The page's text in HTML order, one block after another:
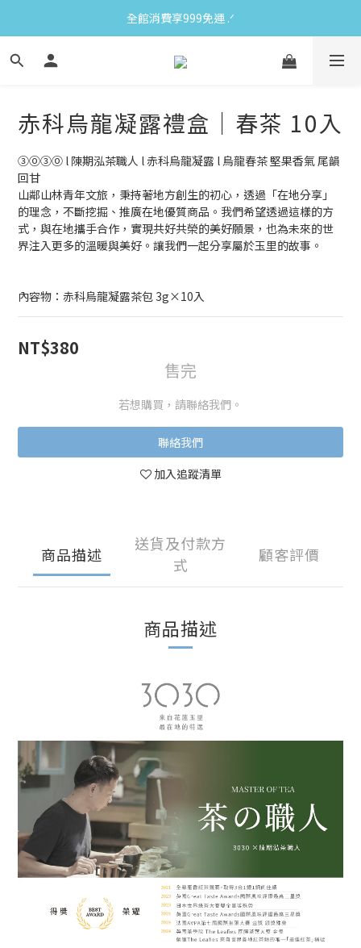
全館消費享999免運 ‪‪.ᐟ
赤科烏龍凝露禮盒｜春茶 10入
③⓪③⓪ l 陳期泓茶職人 l 赤科烏龍凝露 l 烏龍春茶 堅果香氣 尾韻
回甘
山鄰山林青年文旅，秉持著地方創生的初心，透過「在地分享」
的理念，不斷挖掘、推廣在地優質商品。我們希望透過這樣的方
式，與在地攜手合作，實現共好共榮的美好願景，也為未來的世
界注入更多的溫暖與美好。讓我們一起分享屬於玉里的故事。
內容物：赤科烏龍凝露茶包 3g×10入
NT$380
售完
若想購買，請聯絡我們。
聯絡我們
加入追蹤清單
商品描述
送貨及付款方
式
顧客評價
商品描述